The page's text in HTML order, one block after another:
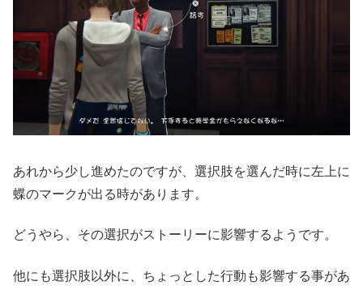
あれから少し進めたのですが、選択肢を選んだ時に左上に
蝶のマークが出る時があります。
どうやら、その選択がストーリーに影響するようです。
他にも選択肢以外に、ちょっとした行動も影響する事があ